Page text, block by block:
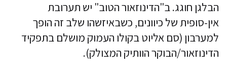
הבלגן חוגג. ב"הדינוזאור הטוב" יש תערובת
אין-סופית של כיוונים, כשבאיזשהו שלב זה הופך
למערבון (סם אליוט בקולו העמוק מושלם בתפקיד
הדינוזאור/הבוקר הוותיק המצולק).